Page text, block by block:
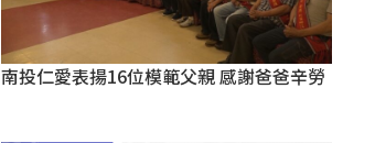
南投仁愛表揚16位模範父親 感謝爸爸辛勞